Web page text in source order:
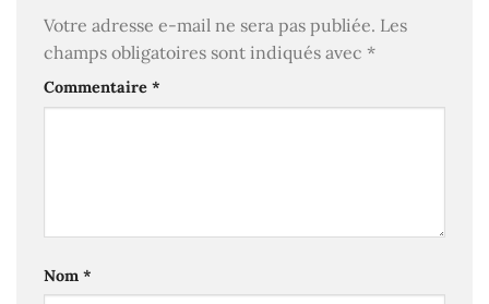
Votre adresse e-mail ne sera pas publiée. Les
champs obligatoires sont indiqués avec *
Commentaire *
Nom *